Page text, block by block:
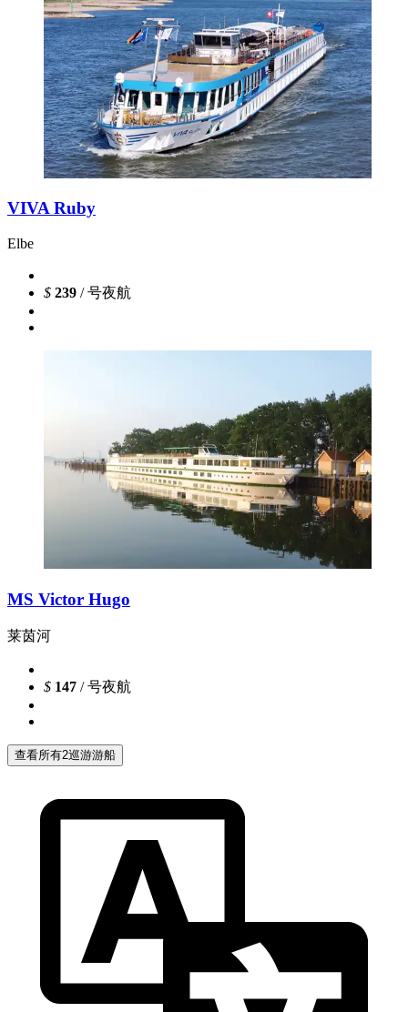
VIVA Ruby
Elbe
$ 239 / 号夜航
MS Victor Hugo
莱茵河
$ 147 / 号夜航
查看所有2巡游游船